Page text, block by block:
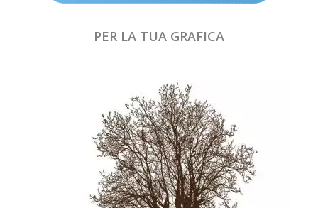
PER LA TUA GRAFICA